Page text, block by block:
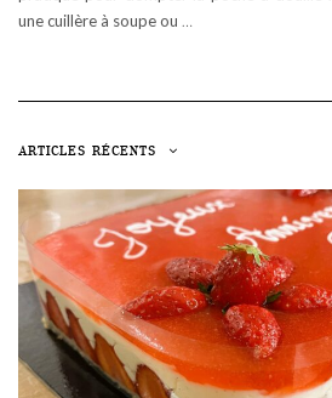
une cuillère à soupe ou …
ARTICLES RÉCENTS